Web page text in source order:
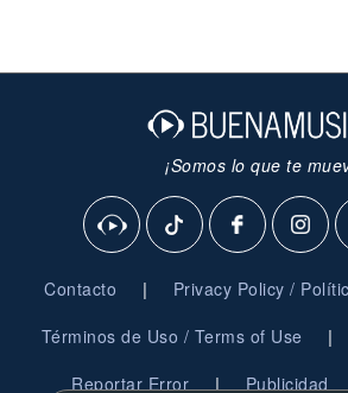
¡Somos lo que te
Contacto | Privacy Policy /
Términos de Uso / Terms of Use |
Reportar Error | Publicidad